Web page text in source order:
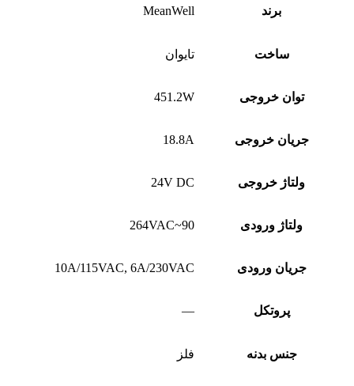
برند MeanWell
ساخت تایوان
توان خروجی 451.2W
جریان خروجی 18.8A
ولتاژ خروجی 24V DC
ولتاژ ورودی 90~264VAC
جریان ورودی 10A/115VAC, 6A/230VAC
پروتکل —
جنس بدنه فلز